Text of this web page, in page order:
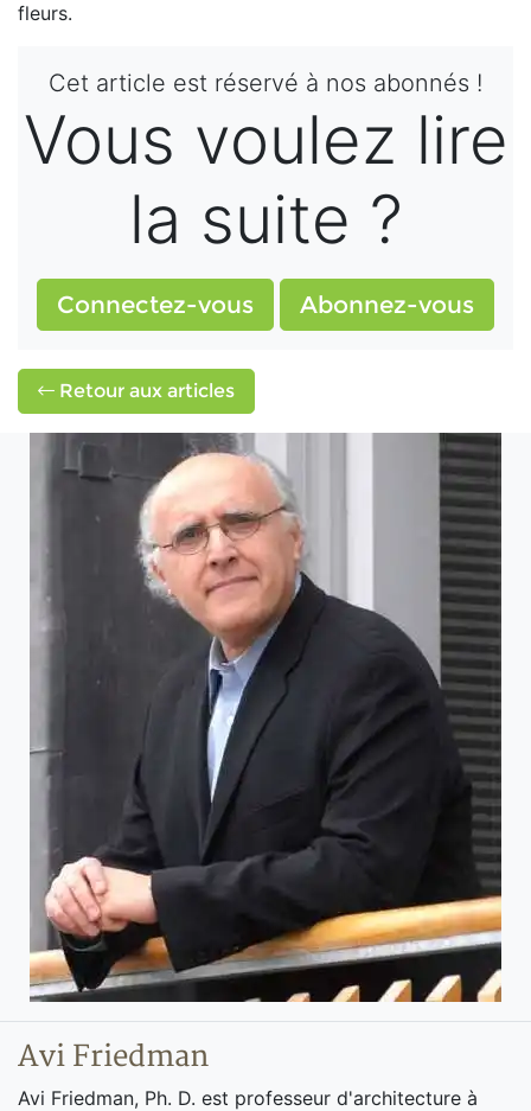
fleurs.
Cet article est réservé à nos abonnés !
Vous voulez lire
la suite ?
Connectez-vous Abonnez-vous
Retour aux articles
Avi Friedman
Avi Friedman, Ph. D. est professeur d'architecture à